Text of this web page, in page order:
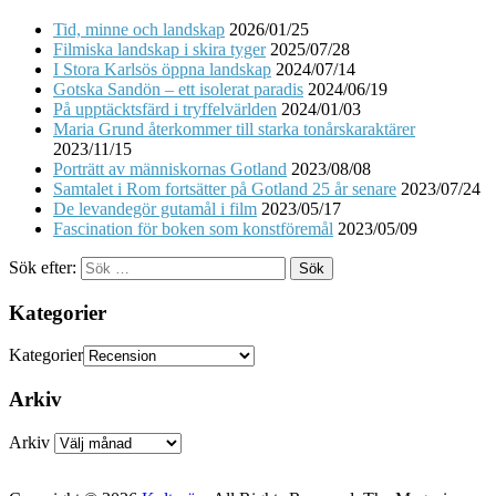
Tid, minne och landskap 2026/01/25
Filmiska landskap i skira tyger 2025/07/28
I Stora Karlsös öppna landskap 2024/07/14
Gotska Sandön – ett isolerat paradis 2024/06/19
På upptäcktsfärd i tryffelvärlden 2024/01/03
Maria Grund återkommer till starka tonårskaraktärer
2023/11/15
Porträtt av människornas Gotland 2023/08/08
Samtalet i Rom fortsätter på Gotland 25 år senare 2023/07/24
De levandegör gutamål i film 2023/05/17
Fascination för boken som konstföremål 2023/05/09
Sök efter:
Kategorier
Kategorier
Arkiv
Arkiv